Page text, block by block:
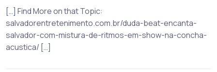
[…] Find More on that Topic:
salvadorentretenimento.com.br/duda-beat-encanta-
salvador-com-mistura-de-ritmos-em-show-na-concha-
acustica/ […]